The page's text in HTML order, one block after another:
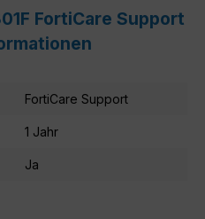
FortiCare Support
FortiCare Support
1 Jahr
Ja